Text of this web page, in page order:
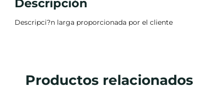
Descripción
Descripci?n larga proporcionada por el cliente
Productos relacionados